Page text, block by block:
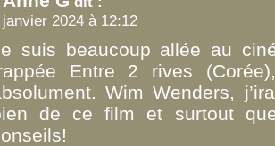
janvier 2024 à 12:12
suis beaucoup allée au
Entre 2 rives
Wim Wenders,
de ce film et surtout